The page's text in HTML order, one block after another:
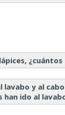
¿cuántos
lavabo y al
han ido al